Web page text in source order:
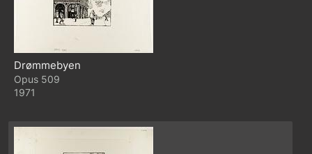
Drømmebyen
509
1971